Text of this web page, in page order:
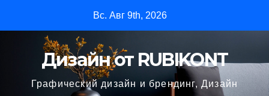
содержимому
Вс. Авг 9th, 2026
Дизайн от RUBIKONT
Графический дизайн и брендинг, Дизайн